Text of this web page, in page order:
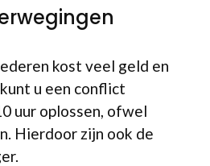
kost veel geld en
u een conflict
uur oplossen, ofwel
Hierdoor zijn ook de